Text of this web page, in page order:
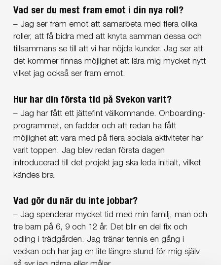
Vad ser du mest fram emot i din nya roll?
– Jag ser fram emot att samarbeta med flera olika
roller, att få bidra med att knyta samman dessa och
tillsammans se till att vi har nöjda kunder. Jag ser att
det kommer finnas möjlighet att lära mig mycket nytt
vilket jag också ser fram emot.
Hur har din första tid på Svekon varit?
– Jag har fått ett jättefint välkomnande. Onboarding-
programmet, en fadder och att redan ha fått
möjlighet att vara med på flera sociala aktiviteter har
varit toppen. Jag blev redan första dagen
introducerad till det projekt jag ska leda initialt, vilket
kändes bra.
Vad gör du när du inte jobbar?
– Jag spenderar mycket tid med min familj, man och
tre barn på 6, 9 och 12 år. Det blir en del fix och
odling i trädgården. Jag tränar tennis en gång i
veckan och har jag en lite längre stund för mig själv